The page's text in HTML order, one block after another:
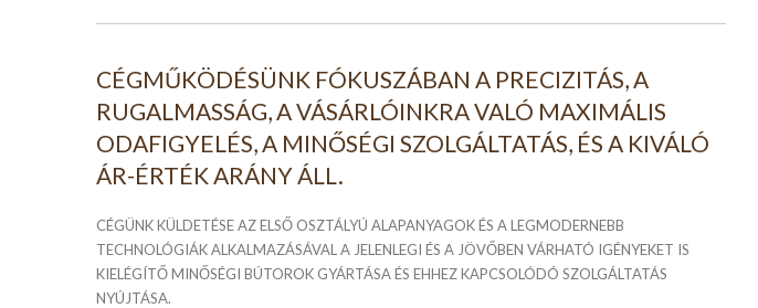
CÉGMŰKÖDÉSÜNK FÓKUSZÁBAN A PRECIZITÁS, A
RUGALMASSÁG, A VÁSÁRLÓINKRA VALÓ MAXIMÁLIS
ODAFIGYELÉS, A MINŐSÉGI SZOLGÁLTATÁS, ÉS A KIVÁLÓ
ÁR-ÉRTÉK ARÁNY ÁLL.
CÉGÜNK KÜLDETÉSE AZ ELSŐ OSZTÁLYÚ ALAPANYAGOK ÉS A LEGMODERNEBB
TECHNOLÓGIÁK ALKALMAZÁSÁVAL A JELENLEGI ÉS A JÖVŐBEN VÁRHATÓ IGÉNYEKET IS
KIELÉGÍTŐ MINŐSÉGI BÚTOROK GYÁRTÁSA ÉS EHHEZ KAPCSOLÓDÓ SZOLGÁLTATÁS
NYÚJTÁSA.